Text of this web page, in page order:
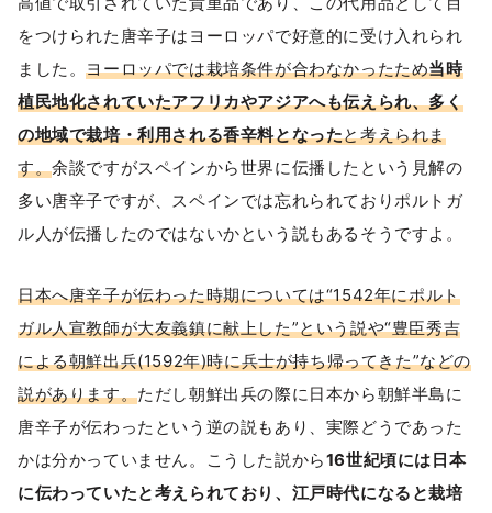
をつけられた唐辛子はヨーロッパで好意的に受け入れられ
ました。ヨーロッパでは栽培条件が合わなかったため当時
植民地化されていたアフリカやアジアへも伝えられ、多く
の地域で栽培・利用される香辛料となったと考えられま
す。余談ですがスペインから世界に伝播したという見解の
多い唐辛子ですが、スペインでは忘れられておりポルトガ
ル人が伝播したのではないかという説もあるそうですよ。
日本へ唐辛子が伝わった時期については“1542年にポルト
ガル人宣教師が大友義鎮に献上した”という説や“豊臣秀吉
による朝鮮出兵(1592年)時に兵士が持ち帰ってきた”などの
説があります。ただし朝鮮出兵の際に日本から朝鮮半島に
唐辛子が伝わったという逆の説もあり、実際どうであった
かは分かっていません。こうした説から16世紀頃には日本
に伝わっていたと考えられており、江戸時代になると栽培